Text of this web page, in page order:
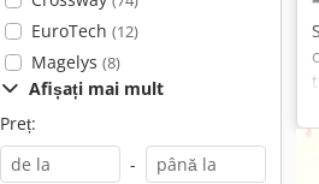
EuroTech (12)
Magelys (8)
Afișați mai mult
Preț:
-